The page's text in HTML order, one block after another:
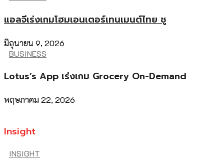
แอลจีเร่งเกมโฮมเอนเตอร์เทนเมนต์ไทย ชู
มิถุนายน 9, 2026
BUSINESS
Lotus’s App เร่งเกม Grocery On-Demand
พฤษภาคม 22, 2026
Insight
INSIGHT